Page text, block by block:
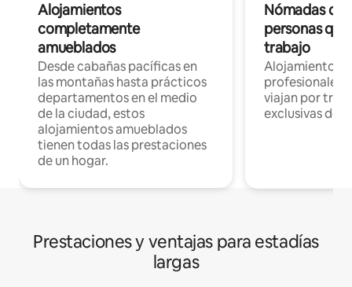
Alojamientos
completamente
amueblados
Desde cabañas pacíficas en
las montañas hasta prácticos
departamentos en el medio
de la ciudad, estos
alojamientos amueblados
tienen todas las prestaciones
de un hogar.
Nómadas
personas
trabajo
Alojamientos
profesionales
viajan por
exclusivas de
Prestaciones y ventajas para estadías
largas